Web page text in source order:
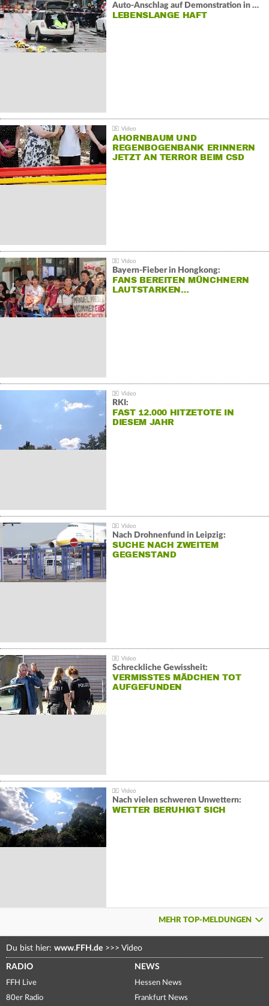
Auto-Anschlag auf Demonstration in München:
LEBENSLANGE HAFT
AHORNBAUM UND
REGENBOGENBANK ERINNERN
JETZT AN TERROR BEIM CSD
Bayern-Fieber in Hongkong:
FANS BEREITEN MÜNCHNERN
LAUTSTARKEN…
RKI:
FAST 12.000 HITZETOTE IN
DIESEM JAHR
Nach Drohnenfund in Leipzig:
SUCHE NACH ZWEITEM
GEGENSTAND
Schreckliche Gewissheit:
VERMISSTES MÄDCHEN TOT
AUFGEFUNDEN
Nach vielen schweren Unwettern:
WETTER BERUHIGT SICH
MEHR TOP-MELDUNGEN
Du bist hier: www.FFH.de >>> Video
RADIO
FFH Live
80er Radio
NEWS
Hessen News
Frankfurt News